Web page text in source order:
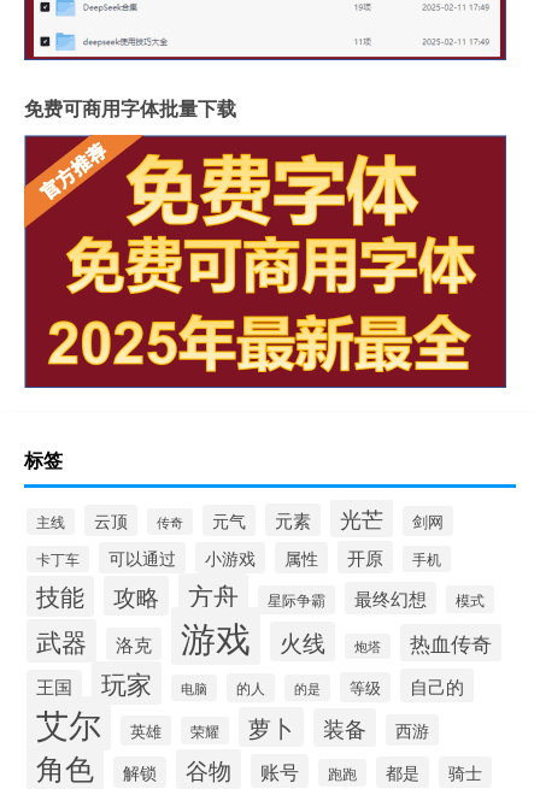
免费可商用字体批量下载
标签
主线 云顶 传奇 元气 元素 光芒 剑网
卡丁车 可以通过 小游戏 属性 开原 手机
技能 攻略 方舟 星际争霸 最终幻想 模式
武器 洛克 游戏 火线 炮塔 热血传奇
王国 玩家 电脑 的人 的是 等级 自己的
艾尔 英雄 荣耀 萝卜 装备 西游
角色 解锁 谷物 账号 跑跑 都是 骑士